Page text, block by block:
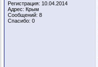
Регистрация: 10.04.2014
Адрес: Крым
Сообщений: 8
Спасибо: 0